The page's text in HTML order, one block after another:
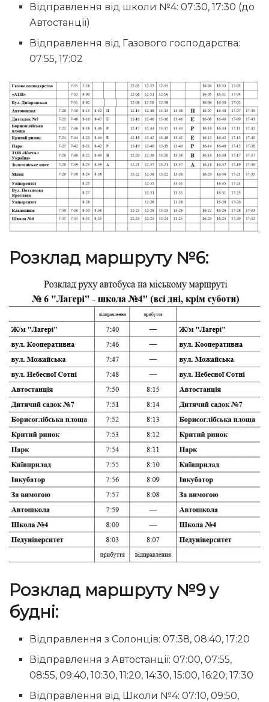
Відправлення від школи №4: 07:30, 17:30 (до
Автостанції)
Відправлення від Газового господарства:
07:55, 17:02
Розклад маршруту №6:
Розклад маршруту №9 у
будні:
Відправлення з Солонців: 07:38, 08:40, 17:20
Відправлення з Автостанції: 07:00, 07:55,
08:55, 09:40, 10:30, 11:20, 14:30, 15:00, 16:20, 17:30
Відправлення від Школи №4: 07:10, 09:50,